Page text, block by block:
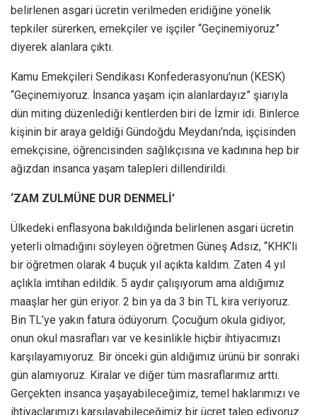
belirlenen asgari ücretin verilmeden eridiğine yönelik
tepkiler sürerken, emekçiler ve işçiler “Geçinemiyoruz”
diyerek alanlara çıktı.
Kamu Emekçileri Sendikası Konfederasyonu’nun (KESK)
“Geçinemiyoruz. İnsanca yaşam için alanlardayız” şiarıyla
dün miting düzenlediği kentlerden biri de İzmir idi. Binlerce
kişinin bir araya geldiği Gündoğdu Meydanı’nda, işçisinden
emekçisine, öğrencisinden sağlıkçısına ve kadınına hep bir
ağızdan insanca yaşam talepleri dillendirildi.
‘ZAM ZULMÜNE DUR DENMELİ’
Ülkedeki enflasyona bakıldığında belirlenen asgari ücretin
yeterli olmadığını söyleyen öğretmen Güneş Adsız, “KHK’li
bir öğretmen olarak 4 buçuk yıl açıkta kaldım. Zaten 4 yıl
açlıkla imtihan edildik. 5 aydır çalışıyorum ama aldığımız
maaşlar her gün eriyor. 2 bin ya da 3 bin TL kira veriyoruz.
Bin TL’ye yakın fatura ödüyorum. Çocuğum okula gidiyor,
onun okul masrafları var ve kesinlikle hiçbir ihtiyacımızı
karşılayamıyoruz. Bir önceki gün aldığımız ürünü bir sonraki
gün alamıyoruz. Kiralar ve diğer tüm masraflarımız arttı.
Gerçekten insanca yaşayabileceğimiz, temel haklarımızı ve
ihtiyaçlarımızı karşılayabileceğimiz bir ücret talep ediyoruz.